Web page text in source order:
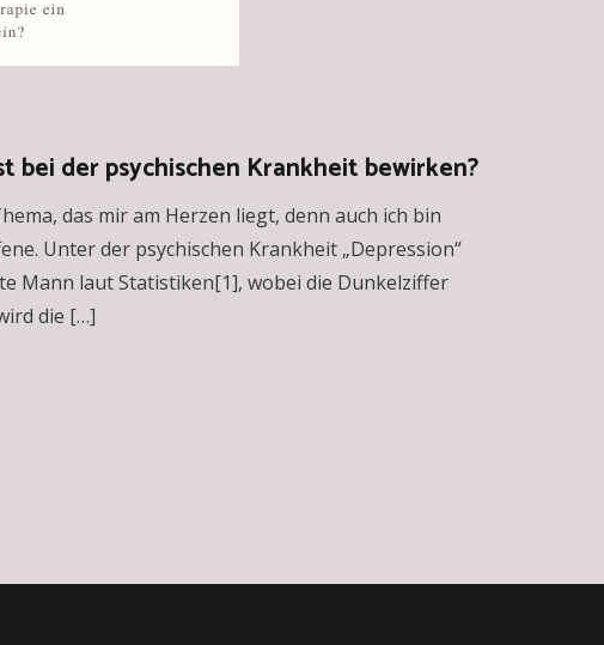
bei der psychischen Krankheit bewirken?
das mir am Herzen liegt, denn auch ich bin
Unter der psychischen Krankheit „Depression“
Mann laut Statistiken[1], wobei die Dunkelziffer
die […]